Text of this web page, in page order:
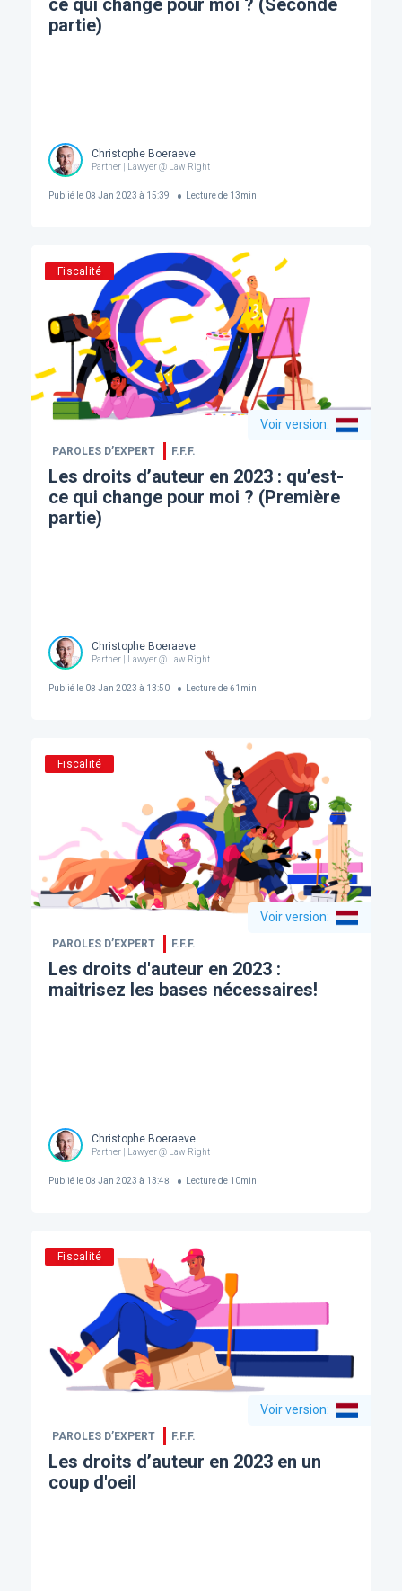
ce qui change pour moi ? (Seconde
partie)
Christophe Boeraeve
Partner | Lawyer @ Law Right
Publié le08 Jan 2023 à 15:39 Lecture de 13min
Fiscalité
Voir version:
PAROLES D’EXPERT F.F.F.
Les droits d’auteur en 2023 : qu’est-
ce qui change pour moi ? (Première
partie)
Christophe Boeraeve
Partner | Lawyer @ Law Right
Publié le08 Jan 2023 à 13:50 Lecture de61 min
Fiscalité
Voir version:
PAROLES D’EXPERT F.F.F.
Les droits d'auteur en 2023 :
maitrisez les bases nécessaires!
Christophe Boeraeve
Partner | Lawyer @ Law Right
Publié le08 Jan 2023 à 13:48 Lecture de 10min
Fiscalité
Voir version:
PAROLES D’EXPERT F.F.F.
Les droits d’auteur en 2023 en un
coup d'oeil